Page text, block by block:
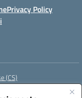
Privacy Policy
(CS)